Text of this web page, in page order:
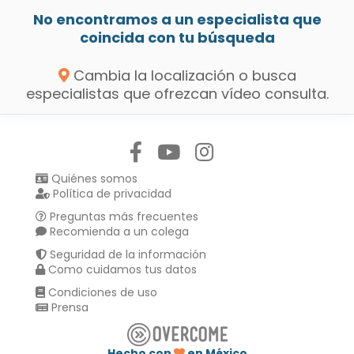
No encontramos a un especialista que
coincida con tu búsqueda
Cambia la localización o busca
especialistas que ofrezcan vídeo consulta.
Quiénes somos
Política de privacidad
Preguntas más frecuentes
Recomienda a un colega
Seguridad de la información
Como cuidamos tus datos
Condiciones de uso
Prensa